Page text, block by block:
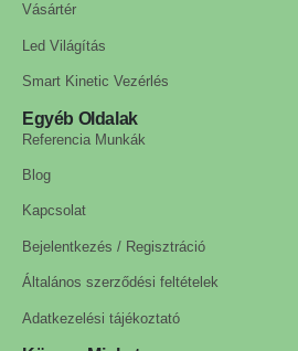
Vásártér
Led Világítás
Smart Kinetic Vezérlés
Egyéb Oldalak
Referencia Munkák
Blog
Kapcsolat
Bejelentkezés / Regisztráció
Általános szerződési feltételek
Adatkezelési tájékoztató